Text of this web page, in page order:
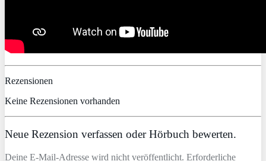
Rezensionen
Keine Rezensionen vorhanden
Neue Rezension verfassen oder Hörbuch bewerten.
Deine E-Mail-Adresse wird nicht veröffentlicht. Erforderliche